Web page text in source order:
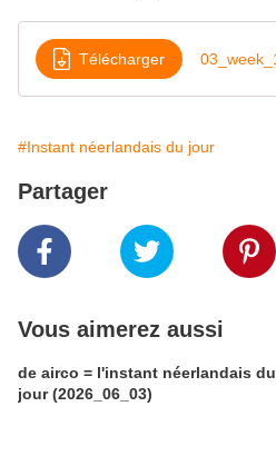
Télécharger
#Instant néerlandais du jour
Partager
Vous aimerez aussi
de airco = l'instant néerlandais du
jour (2026_06_03)